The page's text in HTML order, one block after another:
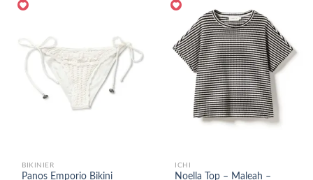
BIKINIER
Panos Emporio Bikini
ICHI
Noella Top – Maleah –